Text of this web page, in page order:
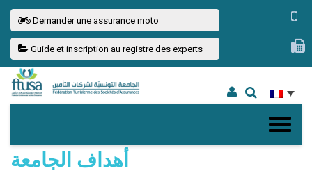
Demander une assurance moto
Guide et inscription au registre des experts
أهداف الجامعة